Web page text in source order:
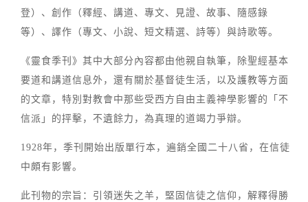
登）、創作（釋經、講道、專文、見證、故事、隨感錄
等）、譯作（專文、小說、短文精選、詩等）與詩歌等。
《靈食季刊》其中大部分內容都由他親自執筆，除聖經基本
要道和講道信息外，還有關於基督徒生活，以及護教等方面
的文章，特別對教會中那些受西方自由主義神學影響的「不
信派」的抨擊，不遺餘力，為真理的道竭力爭辯。
1928年，季刊開始出版單行本，遍銷全國二十八省，在信徒
中頗有影響。
此刊物的宗旨：引領迷失之羊，堅固信徒之信仰，解釋得勝